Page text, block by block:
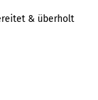
& überholt